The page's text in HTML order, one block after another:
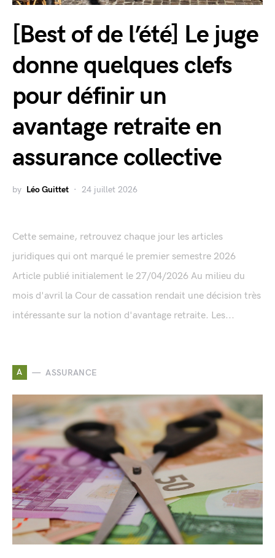
[Best of de l’été] Le juge
donne quelques clefs
pour définir un
avantage retraite en
assurance collective
by Léo Guittet 24 juillet 2026
Cette semaine, retrouvez chaque jour les articles
juridiques qui ont marqué le premier semestre 2026
Article publié initialement le 27/04/2026 Au milieu du
mois d'avril la Cour de cassation rendait une décision très
intéressante sur la notion d'avantage retraite. Les...
A ASSURANCE